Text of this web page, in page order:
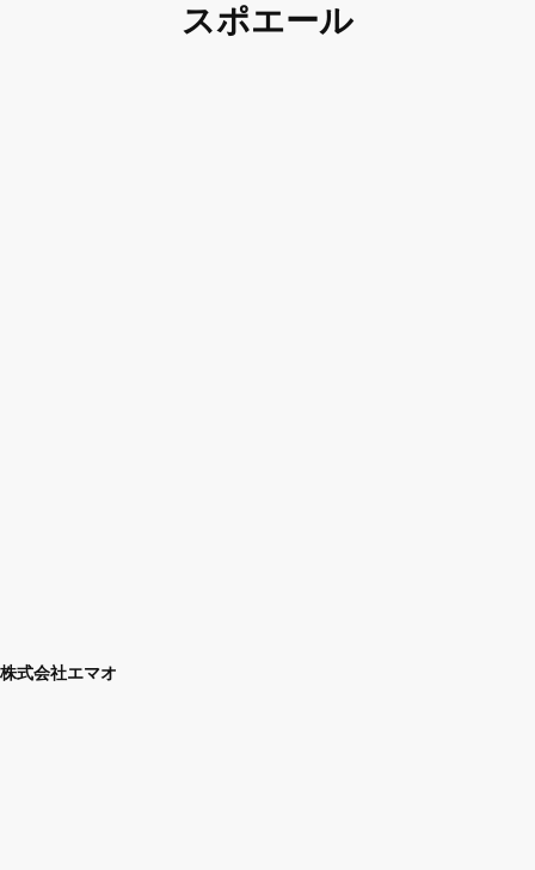
スポエール
株式会社エマオ